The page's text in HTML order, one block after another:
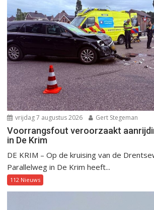
vrijdag 7 augustus 2026 Gert Stegeman
Voorrangsfout veroorzaakt
in De Krim
DE KRIM – Op de kruising van de
Parallelweg in De Krim heeft...
112 Nieuws